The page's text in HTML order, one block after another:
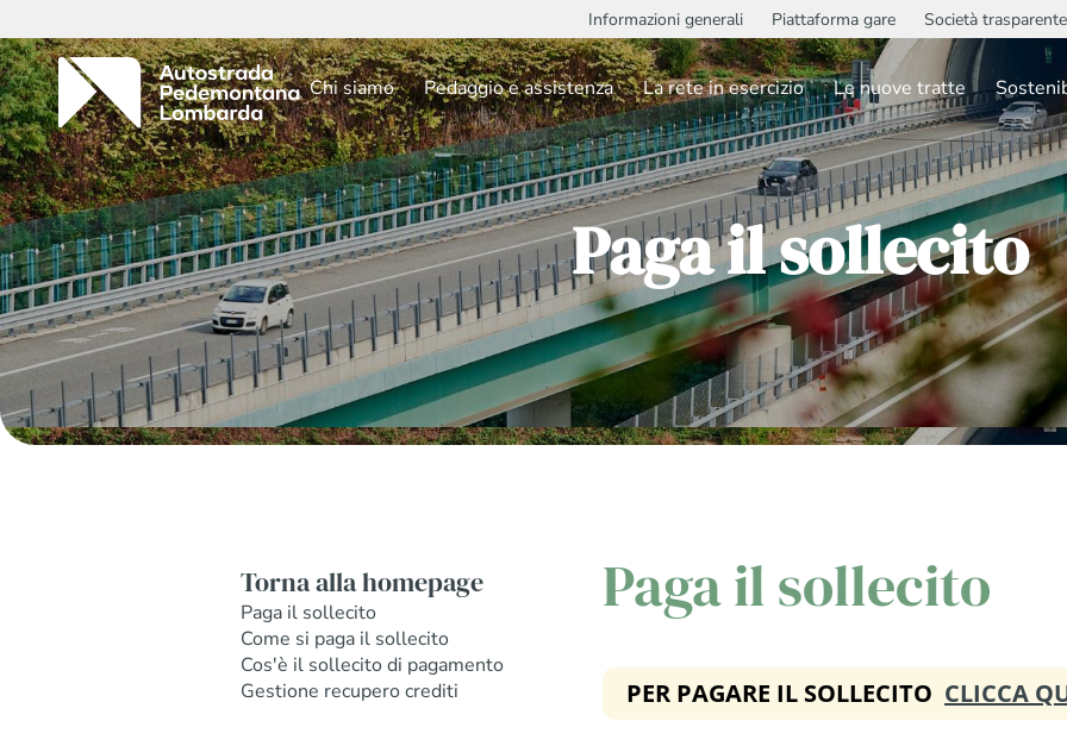
Informazioni generali Piattaforma gare Società trasparente
Chi siamo Pedaggio e assistenza La rete in esercizio Le nuove tratte
Paga il sollecito
Torna alla homepage
Paga il sollecito
Come si paga il sollecito
Cos'è il sollecito di pagamento
Gestione recupero crediti
Paga il sollecito
PER PAGARE IL SOLLECITO CLICCA